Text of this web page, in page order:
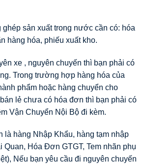
sản xuất trong nước cần có: hóa
hàng hóa, phiếu xuất kho.
xe , nguyên chuyến thì bạn phải có
Trong trường hợp hàng hóa của
phẩm hoặc hàng chuyển cho
lẻ chưa có hóa đơn thì bạn phải có
Vận Chuyển Nội Bộ đi kèm.
là hàng Nhập Khẩu, hàng tạm nhập
Quan, Hóa Đơn GTGT, Tem nhãn phụ
Nếu bạn yêu cầu đi nguyên chuyến